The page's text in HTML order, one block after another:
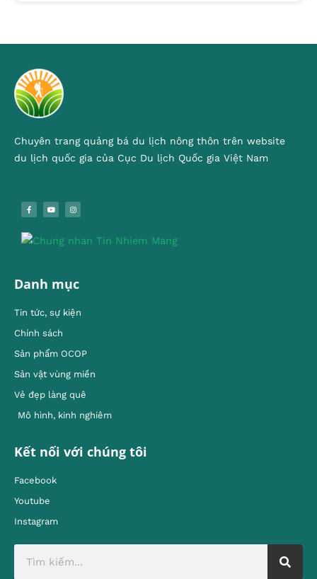
Chuyên trang quảng bá du lịch nông thôn trên website
du lịch quốc gia của Cục Du lịch Quốc gia Việt Nam
Danh mục
Tin tức, sự kiện
Chính sách
Sản phẩm OCOP
Sản vật vùng miền
Vẻ đẹp làng quê
Mô hình, kinh nghiêm
Kết nối với chúng tôi
Facebook
Youtube
Instagram